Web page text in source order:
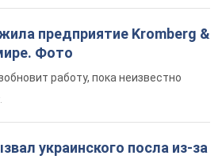
предприятие Kromberg &
Фото
работу, пока неизвестно
украинского посла из-за